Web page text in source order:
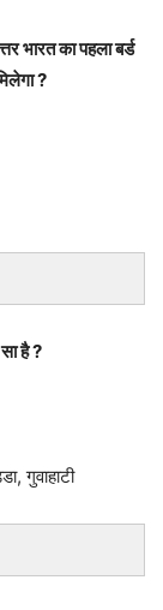
भारत का पहला बर्ड
?
है ?
गुवाहाटी